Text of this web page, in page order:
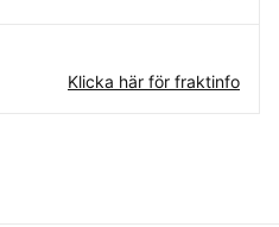
Klicka här för fraktinfo